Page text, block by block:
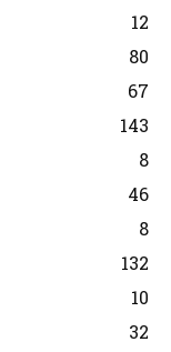
12
80
67
143
8
46
8
132
10
32